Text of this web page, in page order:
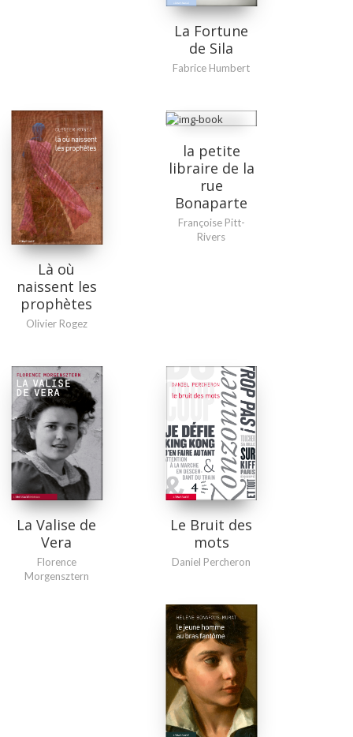
La Fortune
de Sila
Fabrice Humbert
Là où
naissent les
prophètes
Olivier Rogez
la petite
libraire de la
rue
Bonaparte
Françoise Pitt-
Rivers
La Valise de
Vera
Florence
Morgensztern
Le Bruit des
mots
Daniel Percheron